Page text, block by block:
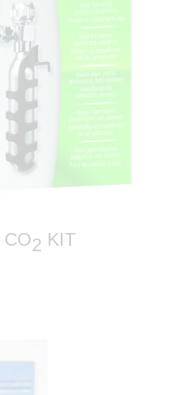
CO2 KIT